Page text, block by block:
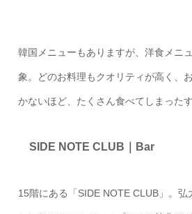
韓国メニューもありますが、洋食メニ
象。どのお料理もクオリティが高く、
かないほど、たくさん食べてしまった
SIDE NOTE CLUB｜Bar
15階にある「SIDE NOTE CLUB」。弘